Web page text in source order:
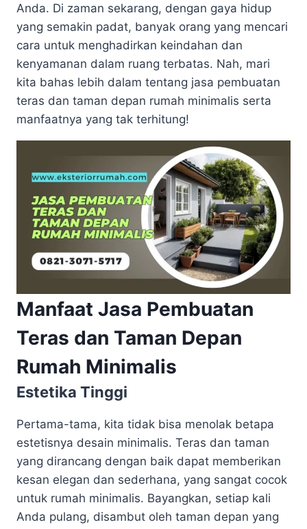
Anda. Di zaman sekarang, dengan gaya hidup
yang semakin padat, banyak orang yang mencari
cara untuk menghadirkan keindahan dan
kenyamanan dalam ruang terbatas. Nah, mari
kita bahas lebih dalam tentang jasa pembuatan
teras dan taman depan rumah minimalis serta
manfaatnya yang tak terhitung!
Manfaat Jasa Pembuatan
Teras dan Taman Depan
Rumah Minimalis
Estetika Tinggi
Pertama-tama, kita tidak bisa menolak betapa
estetisnya desain minimalis. Teras dan taman
yang dirancang dengan baik dapat memberikan
kesan elegan dan sederhana, yang sangat cocok
untuk rumah minimalis. Bayangkan, setiap kali
Anda pulang, disambut oleh taman depan yang